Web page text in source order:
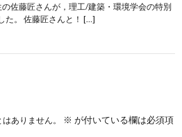
佐藤匠さんが，理工/建築・環境学会の特別
た。 佐藤匠さんと！ […]
ありません。 ※ が付いている欄は必須項